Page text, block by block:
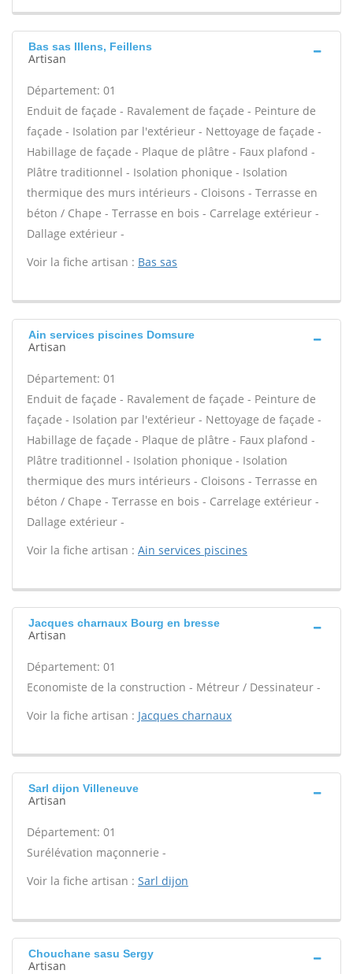
Bas sas Illens, Feillens
Artisan
Département: 01
Enduit de façade - Ravalement de façade - Peinture de
façade - Isolation par l'extérieur - Nettoyage de façade -
Habillage de façade - Plaque de plâtre - Faux plafond -
Plâtre traditionnel - Isolation phonique - Isolation
thermique des murs intérieurs - Cloisons - Terrasse en
béton / Chape - Terrasse en bois - Carrelage extérieur -
Dallage extérieur -
Voir la fiche artisan : Bas sas
Ain services piscines Domsure
Artisan
Département: 01
Enduit de façade - Ravalement de façade - Peinture de
façade - Isolation par l'extérieur - Nettoyage de façade -
Habillage de façade - Plaque de plâtre - Faux plafond -
Plâtre traditionnel - Isolation phonique - Isolation
thermique des murs intérieurs - Cloisons - Terrasse en
béton / Chape - Terrasse en bois - Carrelage extérieur -
Dallage extérieur -
Voir la fiche artisan : Ain services piscines
Jacques charnaux Bourg en bresse
Artisan
Département: 01
Economiste de la construction - Métreur / Dessinateur -
Voir la fiche artisan : Jacques charnaux
Sarl dijon Villeneuve
Artisan
Département: 01
Surélévation maçonnerie -
Voir la fiche artisan : Sarl dijon
Chouchane sasu Sergy
Artisan